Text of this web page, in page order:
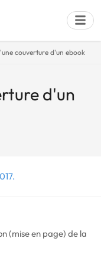
couverture d'un ebook
d'un
(mise en page) de la